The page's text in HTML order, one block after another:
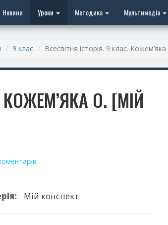
Новини Уроки Методика Мультимедіа
9 клас Всесвітня історія. 9 клас.
КОЖЕМ’ЯКА О. [МІЙ
Мій конспект